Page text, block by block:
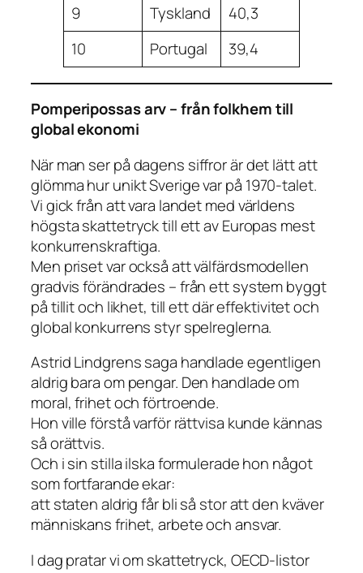
9
Tyskland
40,3
10
Portugal 39,4
Pomperipossas arv – från folkhem till
global ekonomi
När man ser på dagens siffror är det lätt att
glömma hur unikt Sverige var på 1970-talet.
Vi gick från att vara landet med världens
högsta skattetryck till ett av Europas mest
konkurrenskraftiga.
Men priset var också att välfärdsmodellen
gradvis förändrades – från ett system byggt
på tillit och likhet, till ett där effektivitet och
global konkurrens styr spelreglerna.
Astrid Lindgrens saga handlade egentligen
aldrig bara om pengar. Den handlade om
moral, frihet och förtroende.
Hon ville förstå varför rättvisa kunde kännas
så orättvis.
Och i sin stilla ilska formulerade hon något
som fortfarande ekar:
att staten aldrig får bli så stor att den kväver
människans frihet, arbete och ansvar.
I dag pratar vi om skattetryck, OECD-listor